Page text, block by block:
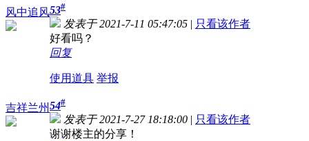
风中追风53#
发表于 2021-7-11 05:47:05 | 只看该作者
好看吗？
回复
使用道具 举报
吉祥兰州54#
发表于 2021-7-27 18:18:00 | 只看该作者
谢谢楼主的分享！